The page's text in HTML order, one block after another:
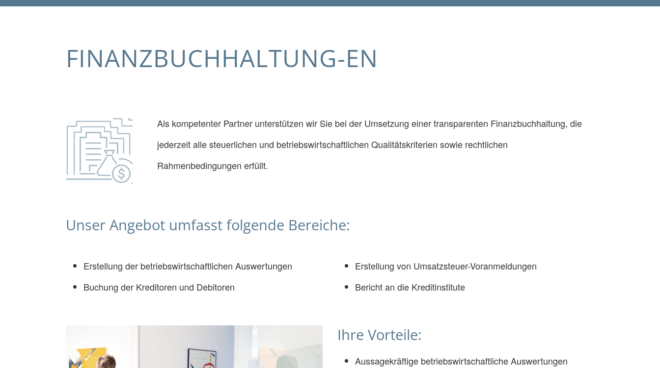
FINANZBUCHHALTUNG-EN
Als kompetenter Partner unterstützen wir Sie bei der Umsetzung einer transparenten Finanzbuchhaltung, die
jederzeit alle steuerlichen und betriebswirtschaftlichen Qualitätskriterien sowie rechtlichen
Rahmenbedingungen erfüllt.
Unser Angebot umfasst folgende Bereiche:
Erstellung der betriebswirtschaftlichen Auswertungen
Buchung der Kreditoren und Debitoren
Erstellung von Umsatzsteuer-Voranmeldungen
Bericht an die Kreditinstitute
Ihre Vorteile:
Aussagekräftige betriebswirtschaftliche Auswertungen